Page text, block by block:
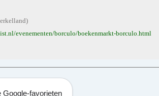
evenementen/borculo/boekenmarkt-borculo.html
Google-favorieten